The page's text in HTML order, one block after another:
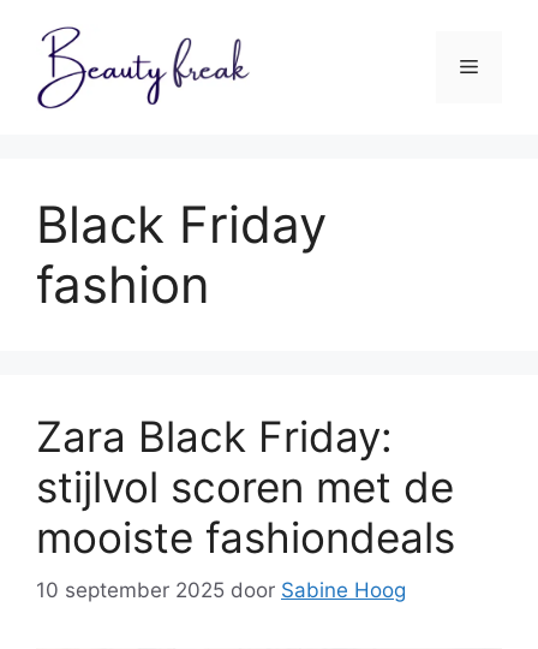
naar
inhoud
Menu
Black Friday
fashion
Zara Black Friday:
stijlvol scoren met de
mooiste fashiondeals
10 september 2025 door Sabine Hoog